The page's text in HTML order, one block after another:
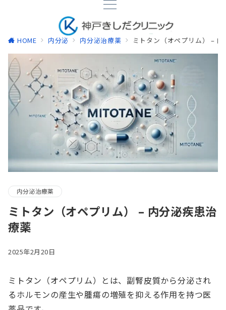
HOME 内分泌 内分泌治療薬 ミトタン（オペプリム） –
内分泌治療薬
ミトタン（オペプリム） – 内分泌疾患治
療薬
2025年2月20日
ミトタン（オペプリム）とは、副腎皮質から分泌され
るホルモンの産生や腫瘍の増殖を抑える作用を持つ医